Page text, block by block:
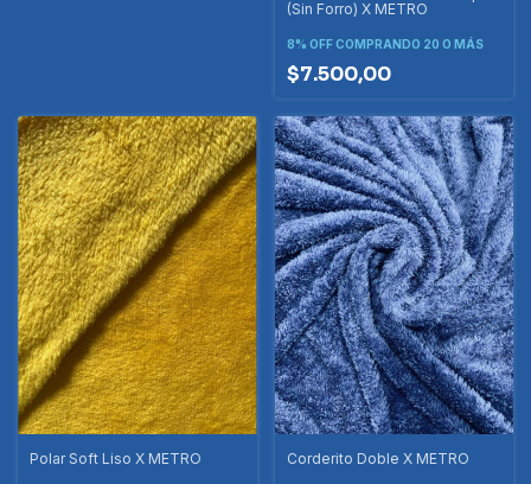
(Sin Forro) X METRO
8% OFF COMPRANDO 20 O MÁS
$7.500,00
Polar Soft Liso X METRO Corderito Doble X METRO